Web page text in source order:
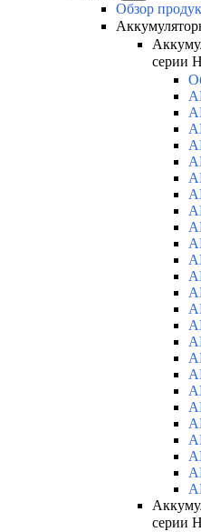
Обзор
серии
серии